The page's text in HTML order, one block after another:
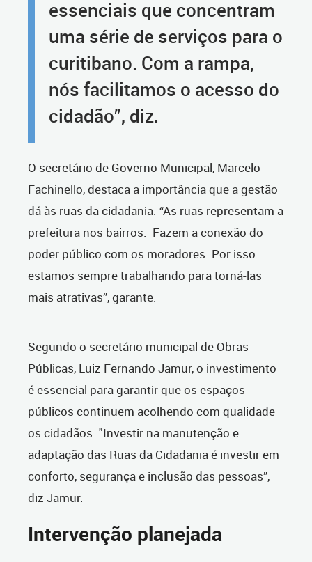
essenciais que concentram
uma série de serviços para o
curitibano. Com a rampa,
nós facilitamos o acesso do
cidadão”, diz.
O secretário de Governo Municipal, Marcelo
Fachinello, destaca a importância que a gestão
dá às ruas da cidadania. “As ruas representam a
prefeitura nos bairros. Fazem a conexão do
poder público com os moradores. Por isso
estamos sempre trabalhando para torná-las
mais atrativas”, garante.
Segundo o secretário municipal de Obras
Públicas, Luiz Fernando Jamur, o investimento
é essencial para garantir que os espaços
públicos continuem acolhendo com qualidade
os cidadãos. "Investir na manutenção e
adaptação das Ruas da Cidadania é investir em
conforto, segurança e inclusão das pessoas”,
diz Jamur.
Intervenção planejada